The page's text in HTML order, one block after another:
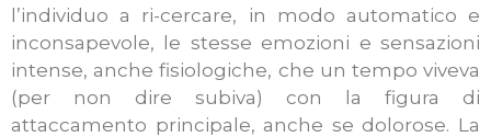
l’individuo a ri-cercare, in modo automatico e
inconsapevole, le stesse emozioni e sensazioni
intense, anche fisiologiche, che un tempo viveva
(per non dire subiva) con la figura di
attaccamento principale, anche se dolorose. La